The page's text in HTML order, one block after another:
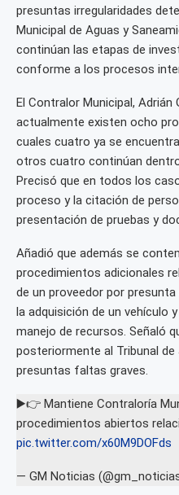
presuntas irregularidades
Municipal de Aguas y
continúan las etapas de
conforme a los procesos
El Contralor Municipal,
actualmente existen ocho
cuales cuatro ya se
otros cuatro continúan
Precisó que en todos los
proceso y la citación de
presentación de pruebas y
Añadió que además se
procedimientos adicionales
de un proveedor por
la adquisición de un vehículo
manejo de recursos. Señaló
posteriormente al Tribunal
presuntas faltas graves.
▶️👉 Mantiene Contraloría
procedimientos abiertos
pic.twitter.com/x60M9DOFds
— GM Noticias